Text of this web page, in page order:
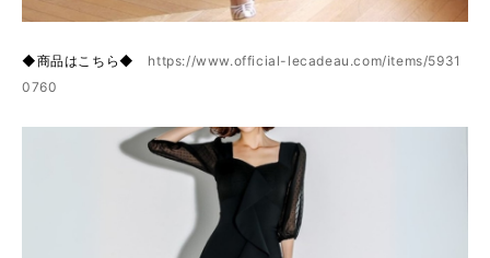
◆商品はこちら◆ https://www.official-lecadeau.com/items/5931
0760